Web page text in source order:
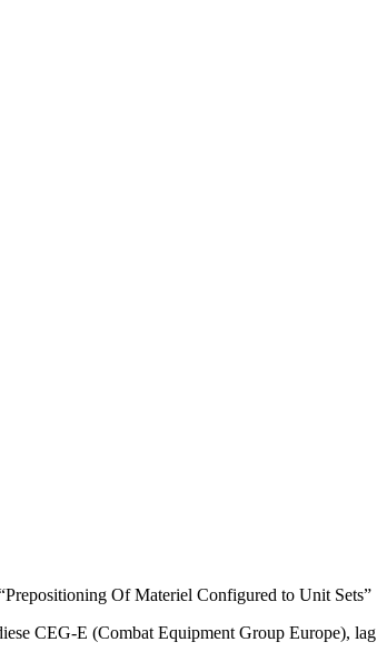
Of Materiel Configured to Unit Sets”
CEG-E (Combat Equipment Group Europe),